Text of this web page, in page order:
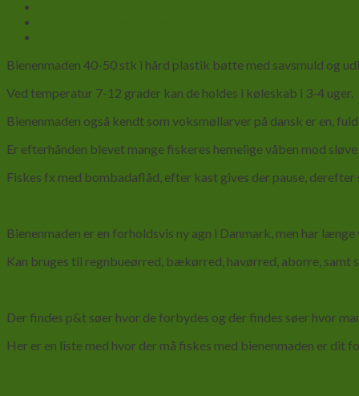
Bienenmaden 40-50 stk i hård plastik bøtte med savsmuld og
Ved temperatur 7-12 grader kan de holdes i køleskab i 3-4 uger.
Bienenmaden også kendt som voksmøllarver på dansk er en,
Er efterhånden blevet mange fiskeres hemelige våben mod
Fiskes fx med bombadaflåd, efter kast gives der pause,
Bienenmaden er en forholdsvis ny agn i Danmark, men har
Kan bruges til regnbueørred, bækørred, havørred, aborre, samt
Der findes p&t søer hvor de forbydes og der findes søer hvor
Her er en liste med hvor der må fiskes med bienenmaden er